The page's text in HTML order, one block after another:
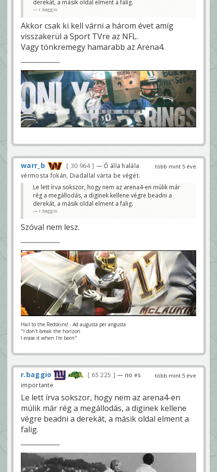
derekát, a másik oldal elment a falig.
r.baggio
Akkor csak ki kell várni a három évet amíg
visszakerül a Sport TVre az NFL.
Vagy tönkremegy hamarabb az Arena4.
több mint 5 éve
warr_b 30 964
— Ő álla halála
vérmosta fokán, Diadallal várta be végét.
Le lett írva sokszor, hogy nem az arena4-en múlik már
rég a megállodás, a diginek kellene végre beadni a
derekát, a másik oldal elment a falig.
r.baggio
Szóval nem lesz.
Hail to the Redskins! - Ad augusta per angusta
"I don't break the horizon
I erase it when I'm born"
több mint 5 éve
r.baggio 65 225
— no es
importante
Le lett írva sokszor, hogy nem az arena4-en
múlik már rég a megállodás, a diginek kellene
végre beadni a derekát, a másik oldal elment a
falig.